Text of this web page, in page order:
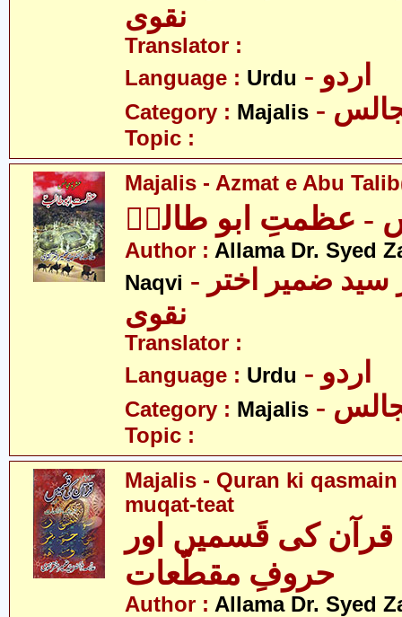
نقوی
Translator :
Language : Urdu - اردو
Category : Majalis
Topic :
Majalis - Azmat e Abu
- عظمتِ ابو طالبؑ
Author : Allama Dr. Syed
Naqvi - علامہ ڈاکٹر سید ضمیر اختر
نقوی
Translator :
Language : Urdu - اردو
Category : Majalis
Topic :
Majalis - Quran ki
muqat-teat
کی قَسمیں اور
حروفِ مقطّعات
Author : Allama Dr. Syed